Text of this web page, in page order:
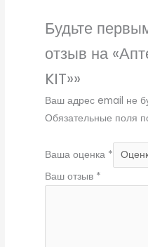
Будьте
отзыв на
KIT»»
Ваш адрес email не
Обязательные поля
Ваша оценка *
Ваш отзыв *